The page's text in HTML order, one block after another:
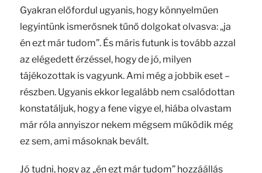
Gyakran előfordul ugyanis, hogy könnyelműen
legyintünk ismerősnek tűnő dolgokat olvasva: „ja
én ezt már tudom”. És máris futunk is tovább azzal
az elégedett érzéssel, hogy de jó, milyen
tájékozottak is vagyunk. Ami még a jobbik eset –
részben. Ugyanis ekkor legalább nem csalódottan
konstatáljuk, hogy a fene vigye el, hiába olvastam
már róla annyiszor nekem mégsem működik még
ez sem, ami másoknak bevált.
Jó tudni, hogy az „én ezt már tudom” hozzáállás